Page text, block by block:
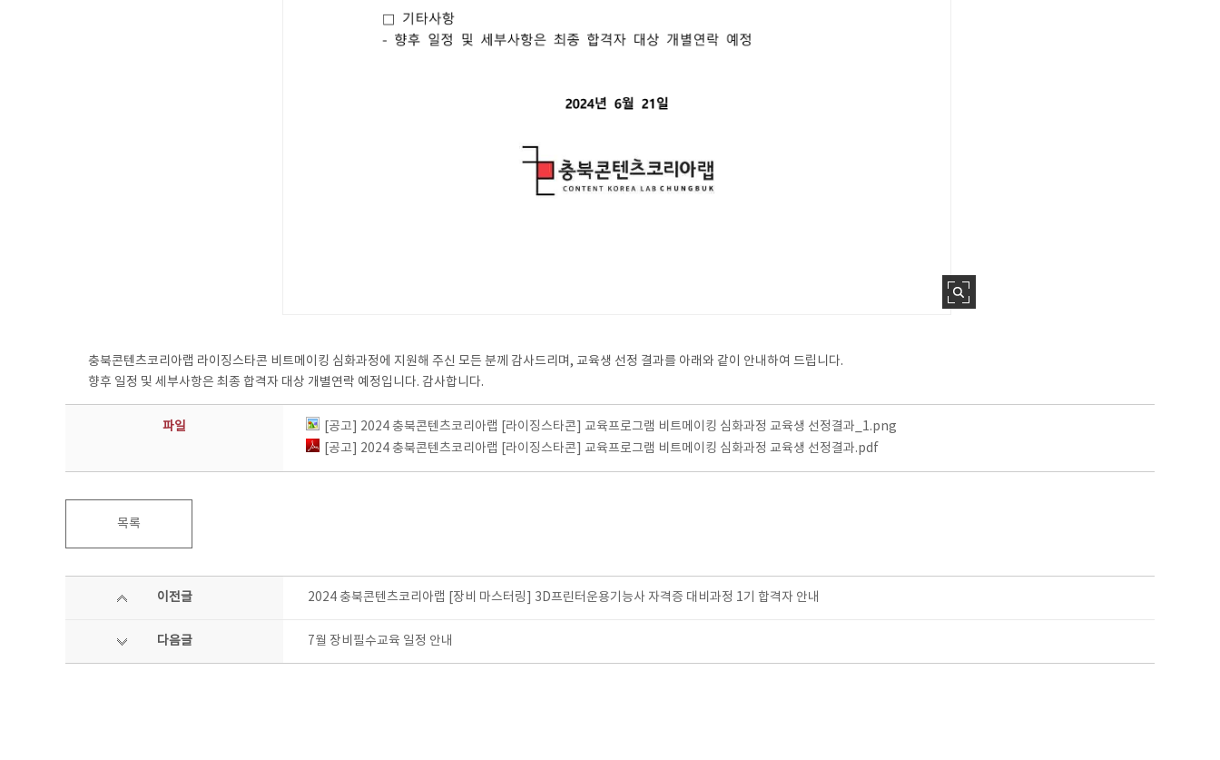
충북콘텐츠코리아랩 라이징스타콘 비트메이킹 심화과정에 지원해 주신 모든 분께 감사드리며, 교육생 선정 결과를 아래와 같이 안내하여 드립니다.
향후 일정 및 세부사항은 최종 합격자 대상 개별연락 예정입니다. 감사합니다.
파일
[공고] 2024 충북콘텐츠코리아랩 [라이징스타콘] 교육프로그램 비트메이킹 심화과정 교육생 선정결과_1.png
[공고] 2024 충북콘텐츠코리아랩 [라이징스타콘] 교육프로그램 비트메이킹 심화과정 교육생 선정결과.pdf
목록
이전글 2024 충북콘텐츠코리아랩 [장비 마스터링] 3D프린터운용기능사 자격증 대비과정 1기 합격자 안내
다음글 7월 장비필수교육 일정 안내